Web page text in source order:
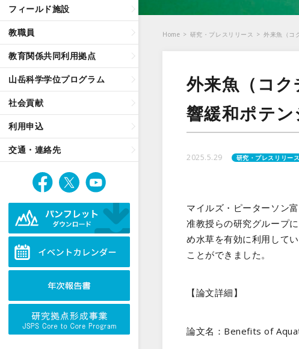
フィールド施設
教職員
教育関係共同利用拠点
山岳科学学位プログラム
社会貢献
利用申込
交通・連絡先
Home > 研究・プレスリリース > 外来魚（コ
外来魚（コ
響緩和ポテ
2025.5.29 研究・プレスリリース
マイルズ・ピーターソン
准教授らの研究グループ
め水草を有効に利用して
ことができました。
【論文詳細】
論文名：Benefits of